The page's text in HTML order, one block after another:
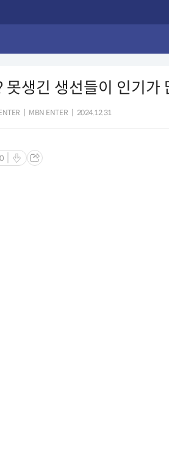
못생긴 생선들이 인기가
MBN ENTER 2024.12.31
0